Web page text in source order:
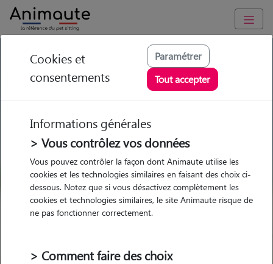
GARDE ANIMAUX à Châteauneuf-de-Galaure : Garde chien et
chat en famille ou à domicile, visites et promenades
Trouvez une garde animaux à
Châteauneuf-de-Galaure
Parmi nos 2 pet-sitters à
Châteauneuf-de-Galaure
Cookies et
consentements
Paramétrer
Tout accepter
Informations générales
> Vous contrôlez vos données
Vous pouvez contrôler la façon dont Animaute utilise les
cookies et les technologies similaires en faisant des choix ci-
dessous. Notez que si vous désactivez complètement les
cookies et technologies similaires, le site Animaute risque de
ne pas fonctionner correctement.
> Comment faire des choix